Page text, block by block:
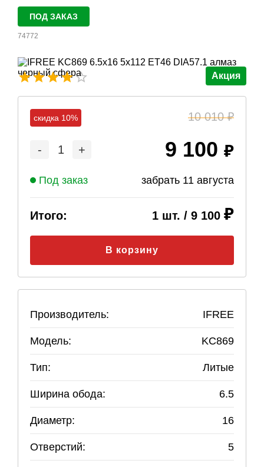
ПОД ЗАКАЗ
74772
Акция
скидка 10% 10 010
- 1 + 9 100
Под заказ забрать 11 августа
Итого: 1 шт. / 9 100
В корзину
Производитель: IFREE
Модель: KC869
Тип: Литые
Ширина обода: 6.5
Диаметр: 16
Отверстий: 5